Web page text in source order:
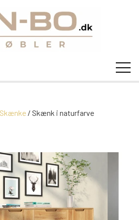
STUEN
SOFAER
SOFA DALLAS
VITRINER
Skænke Skænk i naturfarve